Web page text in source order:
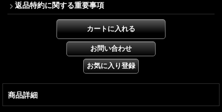
返品特約に関する重要事項
商品詳細